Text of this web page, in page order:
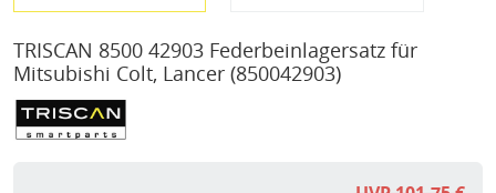
TRISCAN 8500 42903 Federbeinlagersatz für
Mitsubishi Colt, Lancer (850042903)